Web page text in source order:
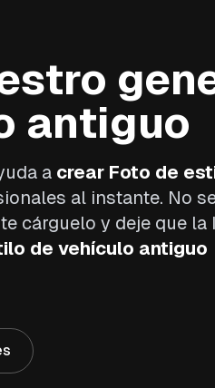
antiguo
a crear Foto de
al instante. No
cárguelo y deje que la
de vehículo antiguo